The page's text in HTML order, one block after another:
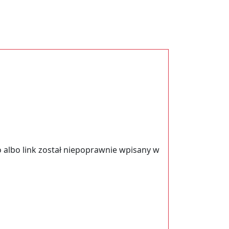
link został niepoprawnie wpisany w